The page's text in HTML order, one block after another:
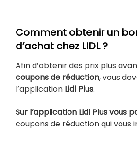
Comment obtenir un
d’achat chez LIDL ?
Afin d’obtenir des prix plus
coupons de réduction, vous
l’application Lidl Plus.
Sur l’application Lidl Plus vous
coupons de réduction qui vous